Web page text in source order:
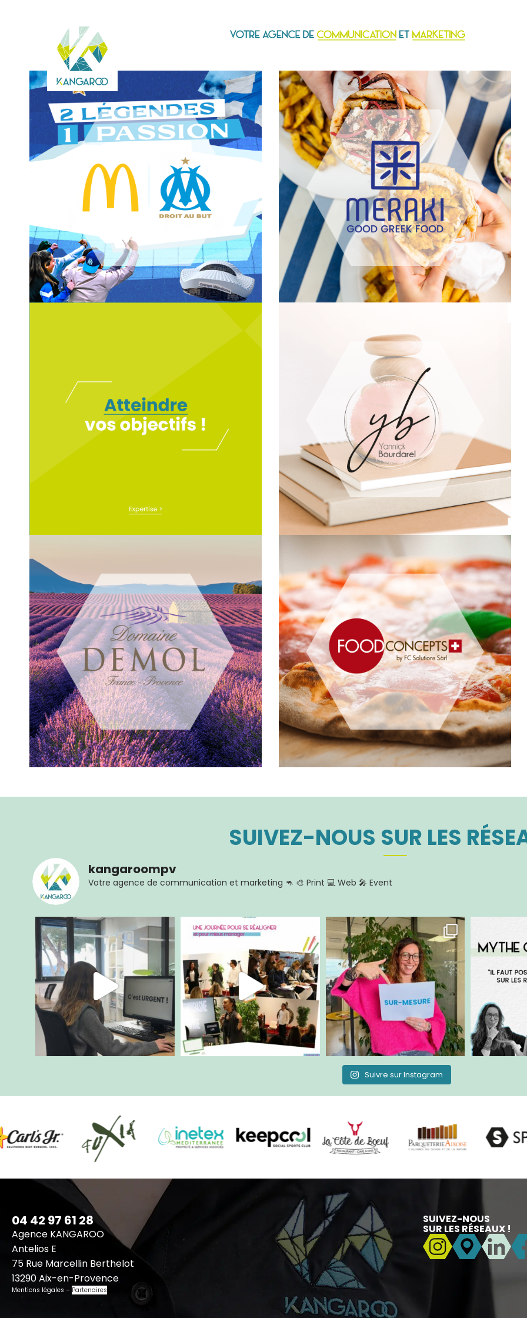
STRATÉGIE DE COMMUNICATION
POUR MCDONALD’S ET OLYMPIQUE
RESTAURANT MERAKI
IDENTITÉ VISUELLE POUR LE
CABINET DE SOPHROLOGIE DE
YANNICK BOURDAREL
SUIVEZ-NOUS SUR LES
kangaroompv
Votre agence de communication et marketing 🦘 🎨 Print 💻 Web 🎤 Event
Suivre sur Instagram
04 42 97 61 28
Agence KANGAROO
Antelios E
75 Rue Marcellin Berthelot
13290 Aix-en-Provence
Mentions légales – Partenaires
SUIVEZ-NOUS
SUR LES RÉSEAUX !